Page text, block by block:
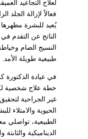
لعلاج التجاعيد
فعالاً لإزالة الجلد
يُعيد للبشرة
الناتج عن التقدم في
النسيج الضام
طبيعية طويلة الأمد.
في عيادة الدكتورة
خطة علاج شخصية
غير الجراحية
الحيوية والامتلاء
الطبيعية، تواصلي
الديناميكية والثابتة